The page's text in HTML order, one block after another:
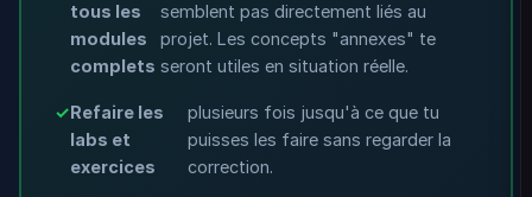
tous les
modules
complets
semblent pas directement liés au
projet. Les concepts "annexes" te
seront utiles en situation réelle.
Refaire les
labs et
exercices
plusieurs fois jusqu'à ce que tu
puisses les faire sans regarder la
correction.